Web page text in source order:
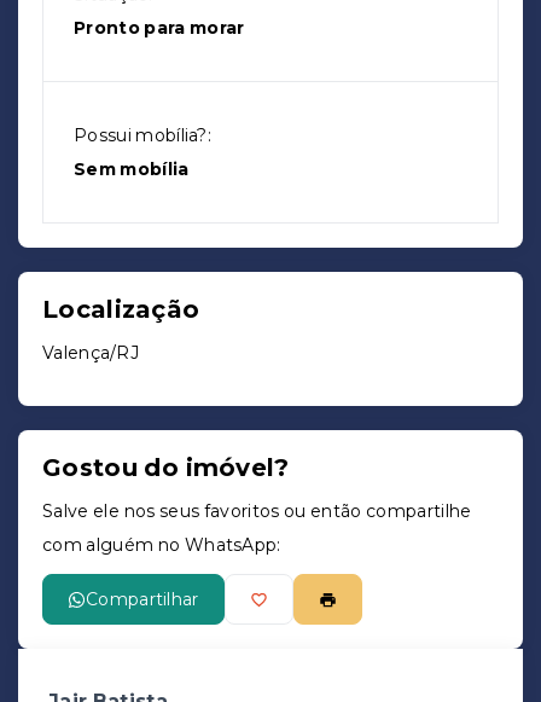
Pronto para morar
Possui mobília?:
Sem mobília
Localização
Valença/RJ
Gostou do imóvel?
Salve ele nos seus favoritos ou então compartilhe
com alguém no WhatsApp:
Compartilhar